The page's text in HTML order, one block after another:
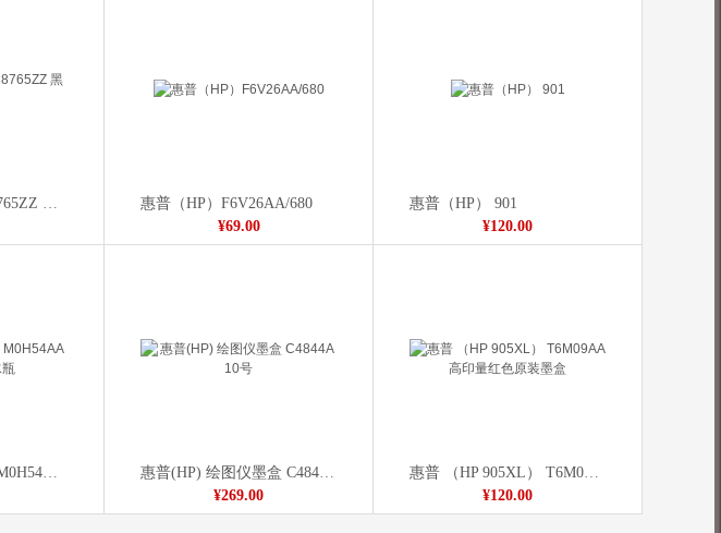
惠普（HP 852）C8765ZZ 黑色墨盒
惠普（HP）F6V26AA/680
¥69.00
惠普（HP） 901
¥120.00
惠普 （HP GT52）M0H54AA 原装青色墨水瓶
惠普(HP) 绘图仪墨盒 C4844A 10号
¥269.00
惠普 （HP 905XL） T6M09AA 高印量红色原装墨盒
¥120.00